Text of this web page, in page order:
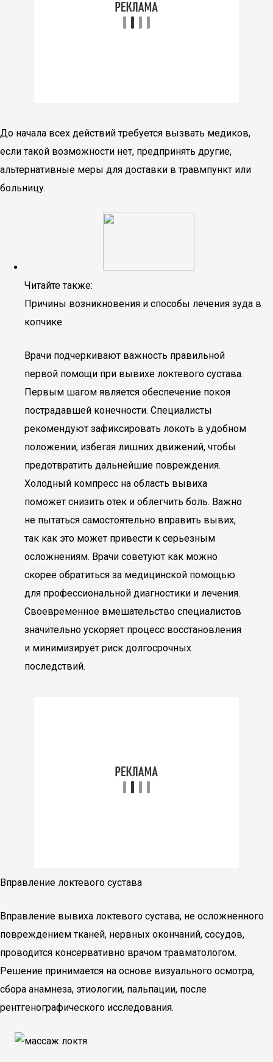
До начала всех действий требуется вызвать медиков,
если такой возможности нет, предпринять другие,
альтернативные меры для доставки в травмпункт или
больницу.
Читайте также:
Причины возникновения и способы лечения зуда в
копчике
Врачи подчеркивают важность правильной
первой помощи при вывихе локтевого сустава.
Первым шагом является обеспечение покоя
пострадавшей конечности. Специалисты
рекомендуют зафиксировать локоть в удобном
положении, избегая лишних движений, чтобы
предотвратить дальнейшие повреждения.
Холодный компресс на область вывиха
поможет снизить отек и облегчить боль. Важно
не пытаться самостоятельно вправить вывих,
так как это может привести к серьезным
осложнениям. Врачи советуют как можно
скорее обратиться за медицинской помощью
для профессиональной диагностики и лечения.
Своевременное вмешательство специалистов
значительно ускоряет процесс восстановления
и минимизирует риск долгосрочных
последствий.
Вправление локтевого сустава
Вправление вывиха локтевого сустава, не осложненного
повреждением тканей, нервных окончаний, сосудов,
проводится консервативно врачом травматологом.
Решение принимается на основе визуального осмотра,
сбора анамнеза, этиологии, пальпации, после
рентгенографического исследования.